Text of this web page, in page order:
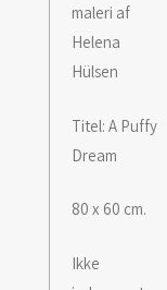
maleri af
Helena
Hülsen
Titel: A Puffy
Dream
80 x 60 cm.
Ikke